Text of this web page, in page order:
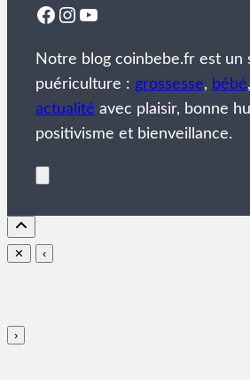
Facebook
Instagram
YouTube
Notre blog coinbebe.fr est un
puériculture : grossesse, bébé,
actualité avec plaisir, bonne
positivisme et bienveillance.
✕ ‹
›